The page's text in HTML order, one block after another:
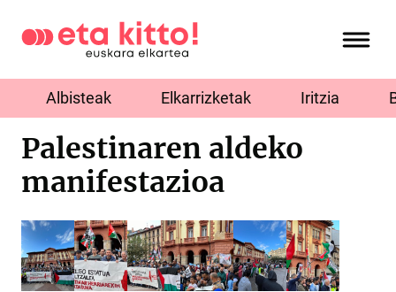
Albisteak Elkarrizketak Iritzia
Palestinaren aldeko
manifestazioa